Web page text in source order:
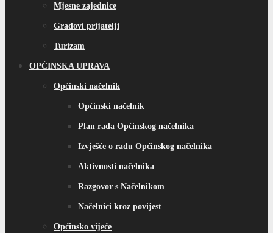
Mjesne zajednice
Gradovi prijatelji
Turizam
OPĆINSKA UPRAVA
Općinski načelnik
Općinski načelnik
Plan rada Općinskog načelnika
Izvješće o radu Općinskog načelnika
Aktivnosti načelnika
Razgovor s Načelnikom
Načelnici kroz povijest
Općinsko vijeće